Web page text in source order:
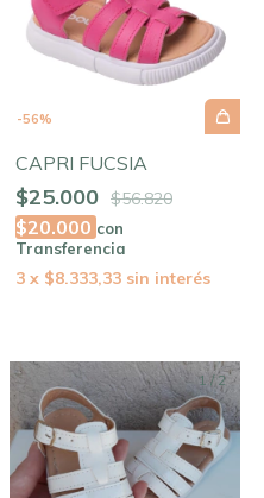
-56%
CAPRI FUCSIA
$25.000 $56.820
$20.000 con
Transferencia
3 x $8.333,33 sin interés
1 /2